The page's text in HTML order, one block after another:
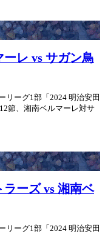
レ vs サガン鳥
リーグ1部「2024 明治安田
節、湘南ベルマーレ対サ
ラーズ vs 湘南ベ
リーグ1部「2024 明治安田